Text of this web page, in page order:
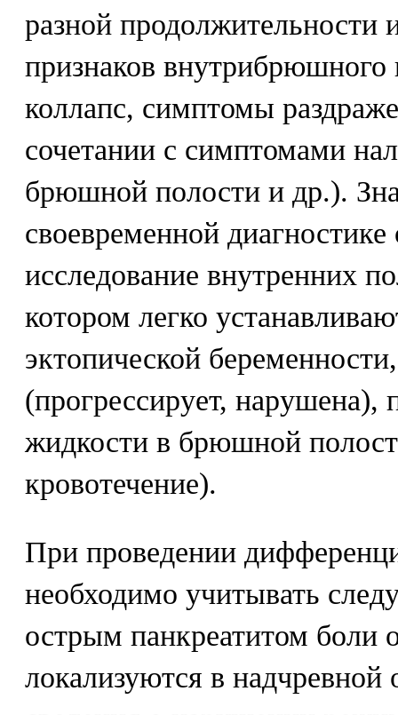
разной продолжительности
признаков внутрибрюшного
коллапс, симптомы
сочетании с симптомами
брюшной полости и др.).
своевременной диагностике
исследование внутренних
котором легко
эктопической
(прогрессирует, нарушена),
жидкости в брюшной
кровотечение).
При проведении
необходимо учитывать
острым панкреатитом боли
локализуются в надчревной